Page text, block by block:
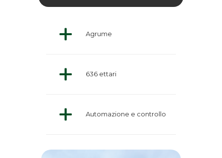
Agrume
636 ettari
Automazione e controllo